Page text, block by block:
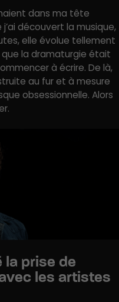
dans ma tête
découvert la musique,
elle évolue tellement
la dramaturgie était
à écrire. De là,
au fur et à mesure
obsessionnelle. Alors
la prise de
les artistes